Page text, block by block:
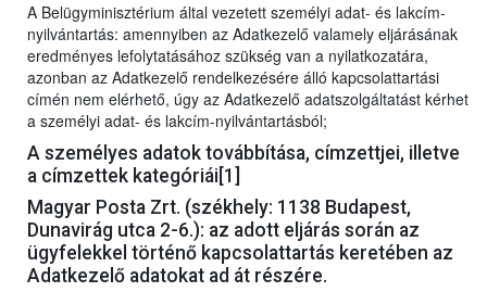
A Belügyminisztérium által vezetett személyi adat- és lakcím-
nyilvántartás: amennyiben az Adatkezelő valamely eljárásának
eredményes lefolytatásához szükség van a nyilatkozatára,
azonban az Adatkezelő rendelkezésére álló kapcsolattartási
címén nem elérhető, úgy az Adatkezelő adatszolgáltatást kérhet
a személyi adat- és lakcím-nyilvántartásból;
A személyes adatok továbbítása, címzettjei, illetve
a címzettek kategóriái[1]
Magyar Posta Zrt. (székhely: 1138 Budapest,
Dunavirág utca 2-6.): az adott eljárás során az
ügyfelekkel történő kapcsolattartás keretében az
Adatkezelő adatokat ad át részére.